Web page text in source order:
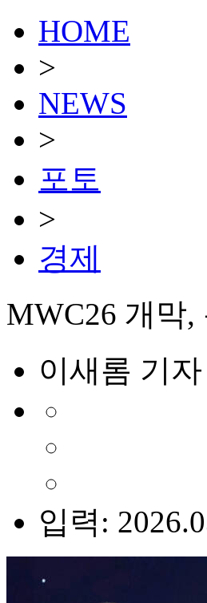
HOME
>
NEWS
>
포토
>
경제
MWC26 개막
이새롬 기자
입력: